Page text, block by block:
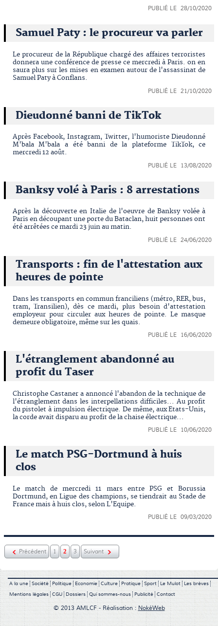
PUBLIÉ LE 28/10/2020
Samuel Paty : le procureur va parler
Le procureur de la République chargé des affaires terroristes
donnera une conférence de presse ce mercredi à Paris. on en
saura plus sur les mises en examen autour de l'assassinat de
Samuel Paty à Conflans.
PUBLIÉ LE 21/10/2020
Dieudonné banni de TikTok
Après Facebook, Instagram, Twitter, l'humoriste Dieudonné
M'bala M'bala a été banni de la plateforme TikTok, ce
mercredi 12 août.
PUBLIÉ LE 13/08/2020
Banksy volé à Paris : 8 arrestations
Après la découverte en Italie de l'oeuvre de Banksy volée à
Paris en découpant une porte du Bataclan, huit personnes ont
été arrêtées ce mardi 23 juin au matin.
PUBLIÉ LE 24/06/2020
Transports : fin de l'attestation aux
heures de pointe
Dans les transports en commun franciliens (métro, RER, bus,
tram, Transilien), dès ce mardi, plus besoin d'attestation
employeur pour circuler aux heures de pointe. Le masque
demeure obligatoire, même sur les quais.
PUBLIÉ LE 16/06/2020
L'étranglement abandonné au
profit du Taser
Christophe Castaner a annoncé l'abandon de la technique de
l'étranglement dans les interpellations difficiles... Au profit
du pistolet à impulsion électrique. De même, aux Etats-Unis,
la corde avait disparu au profit de la chaise électrique...
PUBLIÉ LE 10/06/2020
Le match PSG-Dortmund à huis
clos
Le match de mercredi 11 mars entre PSG et Borussia
Dortmund, en Ligue des champions, se tiendrait au Stade de
France mais à huis clos, selon L'Equipe.
PUBLIÉ LE 09/03/2020
Précédent 1 2 3 Suivant
A la une Société Politique Economie Culture Pratique Sport Le Mulot
Les brèves
Mentions légales CGU Dossiers Qui sommes-nous Publicité Contact
© 2013 AMLCF - Réalisation : NokéWeb